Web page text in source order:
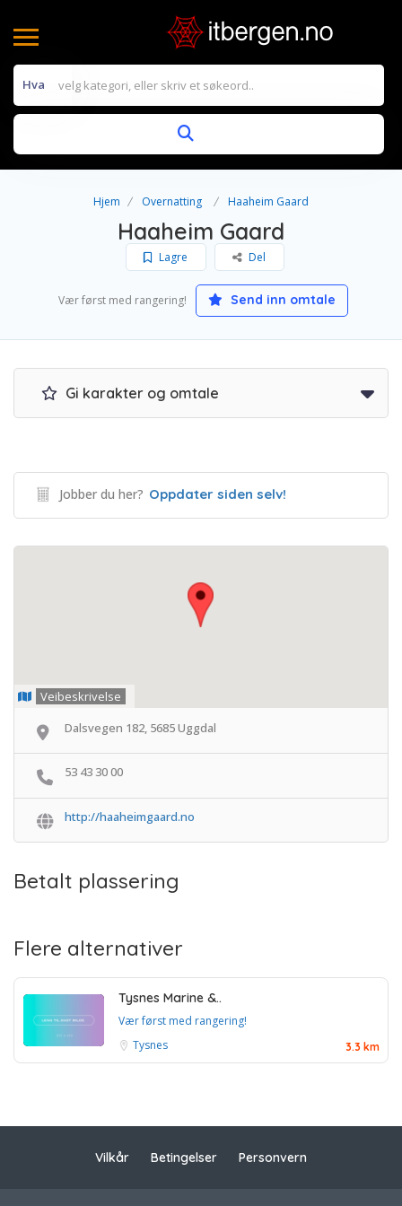
Hva
Hjem Overnatting Haaheim Gaard
Haaheim Gaard
Lagre Del
Vær først med rangering! Send inn omtale
Gi karakter og omtale
Jobber du her? Oppdater siden selv!
Veibeskrivelse
Dalsvegen 182, 5685 Uggdal
53 43 30 00
http://haaheimgaard.no
Betalt plassering
Flere alternativer
Tysnes Marine &..
Vær først med rangering!
Tysnes
3.3 km
Vilkår Betingelser Personvern